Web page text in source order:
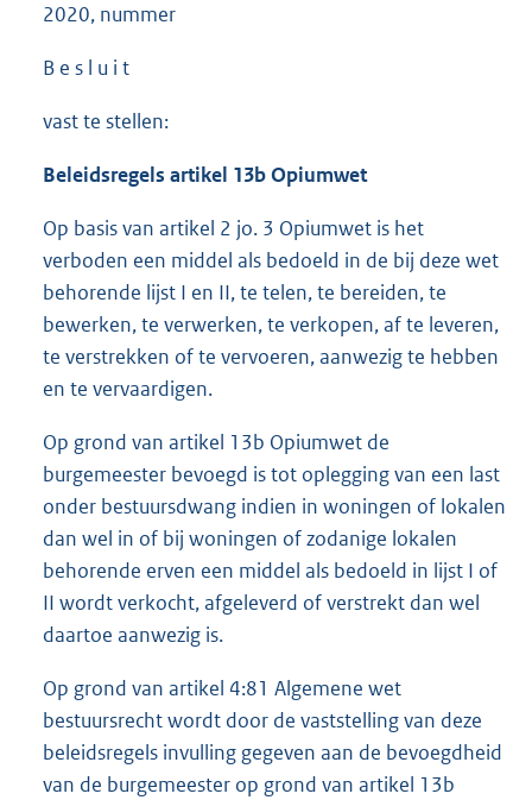
2020, nummer
B e s l u i t
vast te stellen:
Beleidsregels artikel 13b Opiumwet
Op basis van artikel 2 jo. 3 Opiumwet is het
verboden een middel als bedoeld in de bij deze wet
behorende lijst I en II, te telen, te bereiden, te
bewerken, te verwerken, te verkopen, af te leveren,
te verstrekken of te vervoeren, aanwezig te hebben
en te vervaardigen.
Op grond van artikel 13b Opiumwet de
burgemeester bevoegd is tot oplegging van een last
onder bestuursdwang indien in woningen of lokalen
dan wel in of bij woningen of zodanige lokalen
behorende erven een middel als bedoeld in lijst I of
II wordt verkocht, afgeleverd of verstrekt dan wel
daartoe aanwezig is.
Op grond van artikel 4:81 Algemene wet
bestuursrecht wordt door de vaststelling van deze
beleidsregels invulling gegeven aan de bevoegdheid
van de burgemeester op grond van artikel 13b